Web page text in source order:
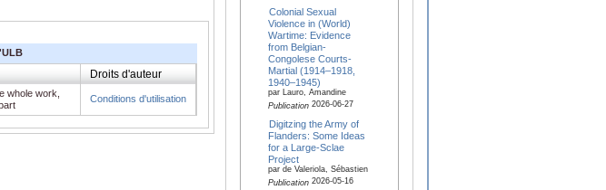
Droits d'auteur
whole work,
Conditions d'utilisation
Colonial Sexual
Violence in (World)
Wartime: Evidence
from Belgian-
Congolese Courts-
Martial (1914–1918,
1940–1945)
par Lauro, Amandine
Publication2026-06-27
Digitzing the Army of
Flanders: Some Ideas
for a Large-Sclae
Project
par de Valeriola, Sébastien
Publication2026-05-16